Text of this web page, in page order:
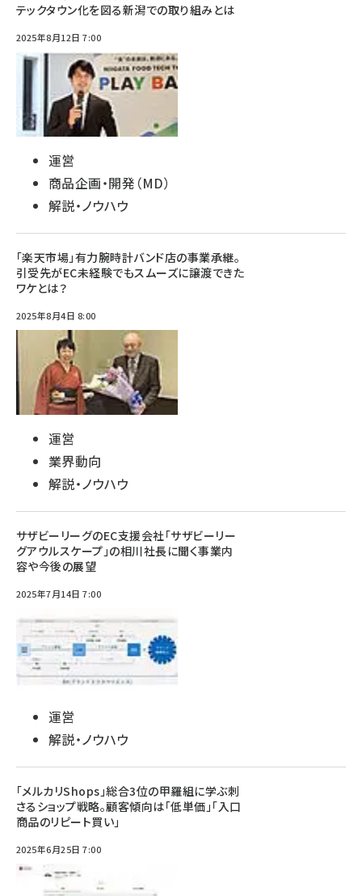
テックタウン化を図る新潟での取り組みとは
2025年8月12日 7:00
運営
商品企画・開発（MD）
解説・ノウハウ
「楽天市場」有力腕時計バンド店の事業承継。
引受先がEC未経験でもスムーズに譲渡できた
ワケとは？
2025年8月4日 8:00
運営
業界動向
解説・ノウハウ
サザビーリーグのEC支援会社「サザビーリー
グアウルスケープ」の相川社長に聞く事業内
容や今後の展望
2025年7月14日 7:00
運営
解説・ノウハウ
「メルカリShops」総合3位の甲羅組に学ぶ刺
さるショップ戦略。顧客傾向は「低単価」「入口
商品のリピート買い」
2025年6月25日 7:00